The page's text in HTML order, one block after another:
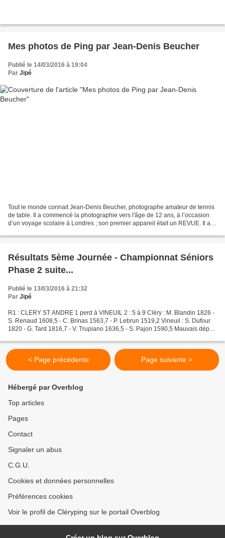
Mes photos de Ping par Jean-Denis Beucher
Publié le 14/03/2016 à 19:04
Par Jipé
Tout le monde connait Jean-Denis Beucher, photographe amateur de tennis
de table. Il a commencé la photographie vers l'âge de 12 ans, à l’occasion
d’un voyage scolaire à Londres ; son premier appareil était un REVUE. Il a
Résultats 5ème Journée - Championnat Séniors
Phase 2 suite...
Publié le 13/03/2016 à 21:32
Par Jipé
R1 : CLERY ST ANDRE 1 perd à VINEUIL 2 : 5 à 9 Cléry : M. Blandin 1826 -
S. Renaud 1608,5 - C. Brinas 1563,7 - P. Lebrun 1519,2 Vineuil : S. Dufour
1820 - G. Tard 1816,7 - V. Trupiano 1636,5 - S. Pajon 1590,5 Mauvais départ
< Page précédente Page suivante >
Hébergé par Overblog
Top articles
Pages
Contact
Signaler un abus
C.G.U.
Cookies et données personnelles
Préférences cookies
Voir le profil de Cléryping sur le portail Overblog